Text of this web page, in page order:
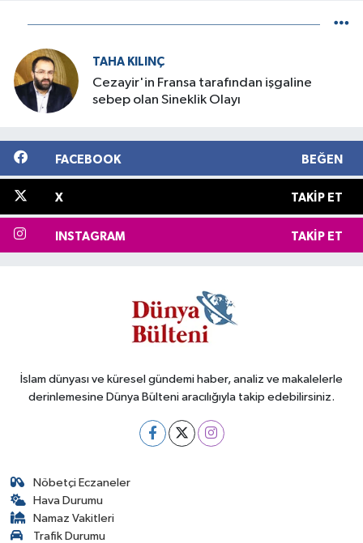
TAHA KILINÇ
Cezayir'in Fransa tarafından işgaline
sebep olan Sineklik Olayı
FACEBOOK BEĞEN
X TAKIP ET
INSTAGRAM TAKIP ET
İslam dünyası ve küresel gündemi haber, analiz ve makalelerle
derinlemesine Dünya Bülteni aracılığıyla takip edebilirsiniz.
Nöbetçi Eczaneler
Hava Durumu
Namaz Vakitleri
Trafik Durumu